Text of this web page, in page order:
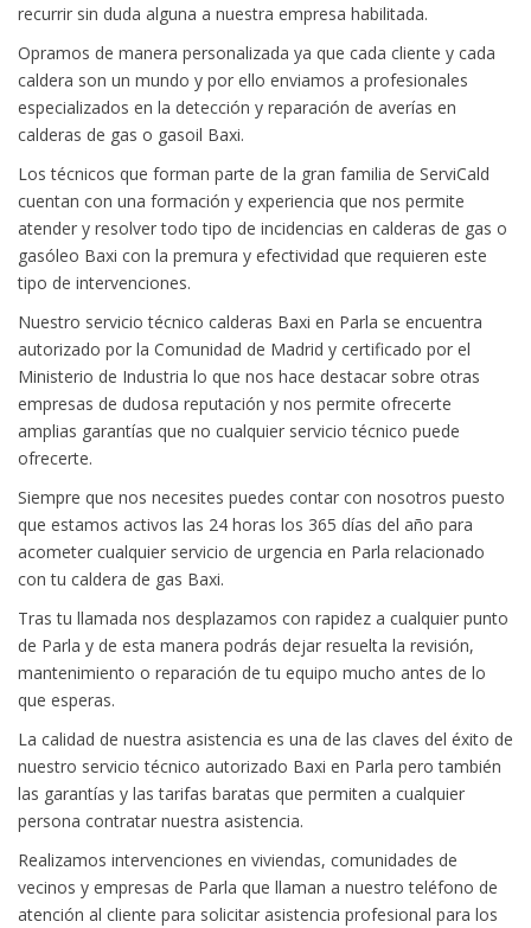
recurrir sin duda alguna a nuestra empresa habilitada.
Opramos de manera personalizada ya que cada cliente y cada
caldera son un mundo y por ello enviamos a profesionales
especializados en la detección y reparación de averías en
calderas de gas o gasoil Baxi.
Los técnicos que forman parte de la gran familia de ServiCald
cuentan con una formación y experiencia que nos permite
atender y resolver todo tipo de incidencias en calderas de gas o
gasóleo Baxi con la premura y efectividad que requieren este
tipo de intervenciones.
Nuestro servicio técnico calderas Baxi en Parla se encuentra
autorizado por la Comunidad de Madrid y certificado por el
Ministerio de Industria lo que nos hace destacar sobre otras
empresas de dudosa reputación y nos permite ofrecerte
amplias garantías que no cualquier servicio técnico puede
ofrecerte.
Siempre que nos necesites puedes contar con nosotros puesto
que estamos activos las 24 horas los 365 días del año para
acometer cualquier servicio de urgencia en Parla relacionado
con tu caldera de gas Baxi.
Tras tu llamada nos desplazamos con rapidez a cualquier punto
de Parla y de esta manera podrás dejar resuelta la revisión,
mantenimiento o reparación de tu equipo mucho antes de lo
que esperas.
La calidad de nuestra asistencia es una de las claves del éxito de
nuestro servicio técnico autorizado Baxi en Parla pero también
las garantías y las tarifas baratas que permiten a cualquier
persona contratar nuestra asistencia.
Realizamos intervenciones en viviendas, comunidades de
vecinos y empresas de Parla que llaman a nuestro teléfono de
atención al cliente para solicitar asistencia profesional para los